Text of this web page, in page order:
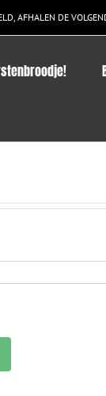
AFHALEN DE